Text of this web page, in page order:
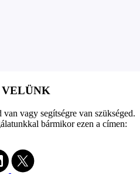
VELÜNK
vagy segítségre van szükséged.
bármikor ezen a címen: